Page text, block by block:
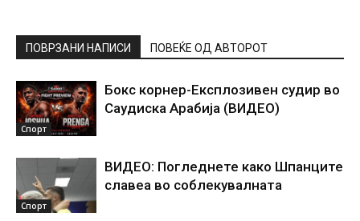
ПОВРЗАНИ НАПИСИ ПОВЕЌЕ ОД АВТОРОТ
Спорт
Бокс корнер-Експлозивен судир во
Саудиска Арабија (ВИДЕО)
Спорт
ВИДЕО: Погледнете како Шпанците
славеа во соблекувалната